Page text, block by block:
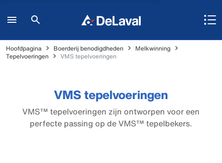
Hoofdpagina Boerderij benodigdheden
Melkwinning
Tepelvoeringen
VMS tepelvoeringen
VMS tepelvoeringen
VMS™ tepelvoeringen zijn ontworpen voor een
perfecte passing op de VMS™ tepelbekers.